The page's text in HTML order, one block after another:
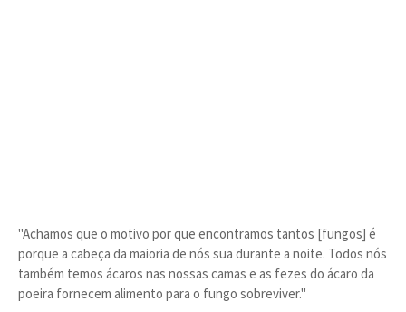
"Achamos que o motivo por que encontramos tantos [fungos] é
porque a cabeça da maioria de nós sua durante a noite. Todos nós
também temos ácaros nas nossas camas e as fezes do ácaro da
poeira fornecem alimento para o fungo sobreviver."